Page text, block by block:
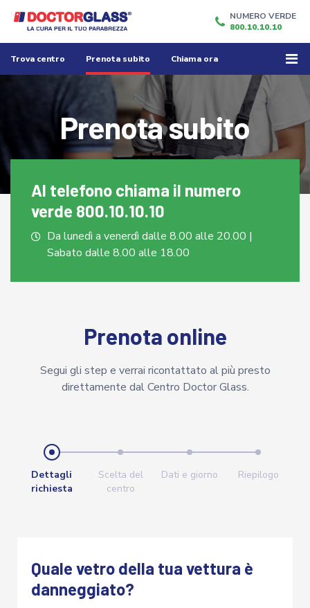
NUMERO VERDE
800.10.10.10
Trova centro Prenota subito Chiama ora
Prenota subito
Al telefono chiama il numero
verde 800.10.10.10
Da lunedì a venerdì dalle 8.00 alle 20.00 |
Sabato dalle 8.00 alle 18.00
Prenota online
Segui gli step e verrai ricontattato al più presto
direttamente dal Centro Doctor Glass.
Dettagli
richiesta
Scelta del
centro
Dati e giorno Riepilogo
Quale vetro della tua vettura è
danneggiato?